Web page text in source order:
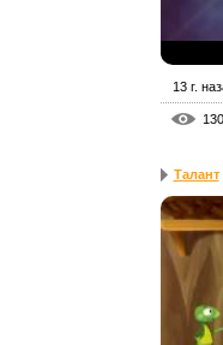
13 г.
Талант